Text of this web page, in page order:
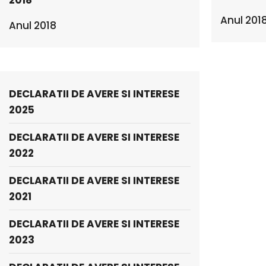
Anul
Anul 2018
DECLARATII DE AVERE SI INTERESE
2025
DECLARATII DE AVERE SI INTERESE
2022
DECLARATII DE AVERE SI INTERESE
2021
DECLARATII DE AVERE SI INTERESE
2023